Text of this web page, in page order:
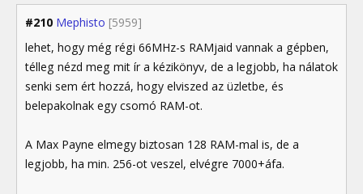
#210 Mephisto [5959]
lehet, hogy még régi 66MHz-s RAMjaid vannak a gépben,
télleg nézd meg mit ír a kézikönyv, de a legjobb, ha nálatok
senki sem ért hozzá, hogy elviszed az üzletbe, és
belepakolnak egy csomó RAM-ot.
A Max Payne elmegy biztosan 128 RAM-mal is, de a
legjobb, ha min. 256-ot veszel, elvégre 7000+áfa.